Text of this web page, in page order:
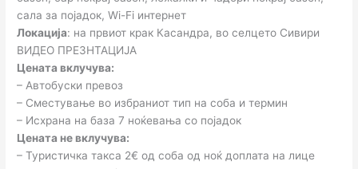
сала за појадок, Wi-Fi интернет
Локација: на првиот крак Касандра, во селцето Сивири
ВИДЕО ПРЕЗНТАЦИЈА
Цената вклучува:
– Автобуски превоз
– Сместување во избраниот тип на соба и термин
– Исхрана на база 7 ноќевања со појадок
Цената не вклучува:
– Туристичка такса 2€ од соба од ноќ доплата на лице